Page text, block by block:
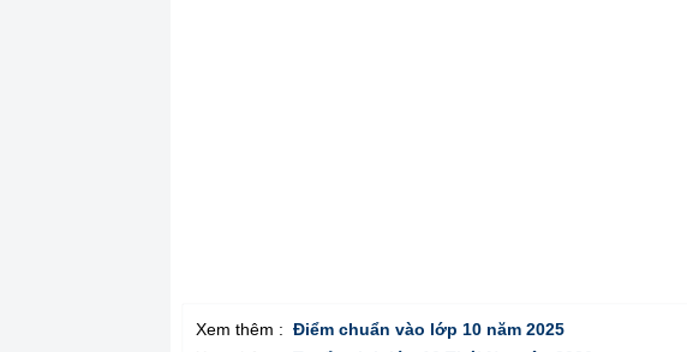
Xem thêm : Điểm chuẩn vào lớp 10 năm 2025